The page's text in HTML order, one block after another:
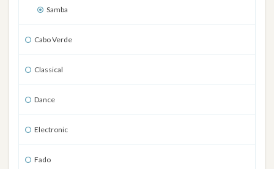
Samba
Cabo Verde
Classical
Dance
Electronic
Fado